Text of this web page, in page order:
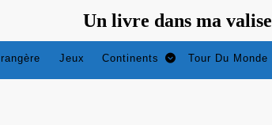
Un livre dans ma valise
Jeux Continents Tour Du Monde